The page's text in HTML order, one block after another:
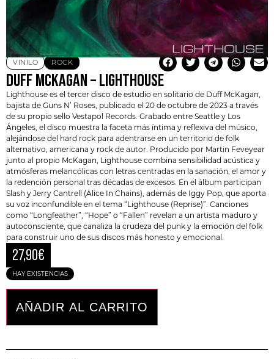
VINILO ROCK
DUFF MCKAGAN – LIGHTHOUSE
Lighthouse es el tercer disco de estudio en solitario de Duff McKagan
bajista de Guns N’ Roses, publicado el 20 de octubre de 2023 a través
de su propio sello Vestapol Records. Grabado entre Seattle y Los
Ángeles, el disco muestra la faceta más íntima y reflexiva del músico,
alejándose del hard rock para adentrarse en un territorio de folk
alternativo, americana y rock de autor. Producido por Martin Feveyear
junto al propio McKagan, Lighthouse combina sensibilidad acústica y
atmósferas melancólicas con letras centradas en la sanación, el amor y
la redención personal tras décadas de excesos. En el álbum participan
Slash y Jerry Cantrell (Alice In Chains), además de Iggy Pop, que aporta
su voz inconfundible en el tema “Lighthouse (Reprise)”. Canciones
como “Longfeather”, “Hope” o “Fallen” revelan a un artista maduro y
autoconsciente, que canaliza la crudeza del punk y la emoción del folk
para construir uno de sus discos más honesto y emocional.
27,90€
HAY EXISTENCIAS
AÑADIR AL CARRITO